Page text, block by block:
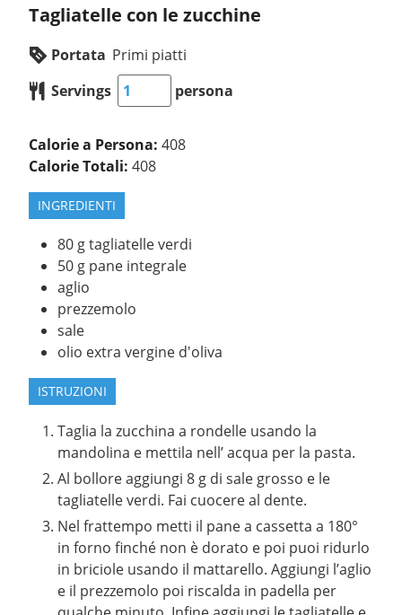
Tagliatelle con le zucchine
Portata Primi piatti
Servings
persona
Calorie a Persona:408
Calorie Totali:408
INGREDIENTI
80 gtagliatelle verdi
50 g pane integrale
aglio
prezzemolo
sale
olio extra vergine d'oliva
ISTRUZIONI
Taglia la zucchina a rondelle usando la
mandolina e mettila nell’ acqua per la pasta.
Al bollore aggiungi 8 g di sale grosso e le
tagliatelle verdi. Fai cuocere al dente.
Nel frattempo metti il pane a cassetta a 180°
in forno finché non è dorato e poi puoi ridurlo
in briciole usando il mattarello. Aggiungi l’aglio
e il prezzemolo poi riscalda in padella per